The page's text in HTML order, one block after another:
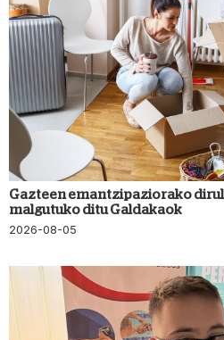
Gazteen emantzipaziorako
malgutuko ditu Galdakaok
2026-08-05